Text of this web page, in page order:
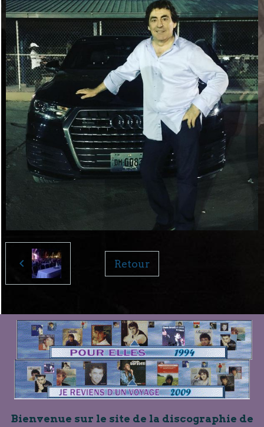
Retour
Bienvenue sur le site de la discographie de